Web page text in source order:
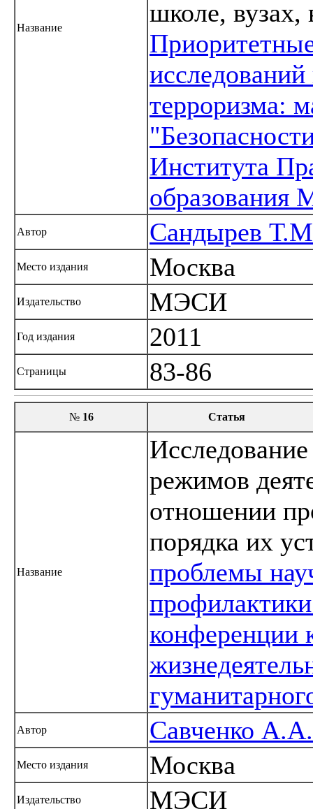
Название
школе,
терроризма:
Института
Автор Сандырев
Место издания Москва
Издательство МЭСИ
Год издания 2011
Страницы 83-86
№ 16 Статья
Название
режимов
отношении
порядка их
проблемы
конференции
Автор Савченко А.А.
Место издания Москва
Издательство МЭСИ